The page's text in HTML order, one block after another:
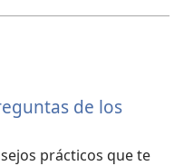
de los
prácticos que te